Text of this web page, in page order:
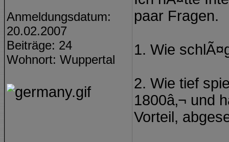
Anmeldungsdatum:
20.02.2007
Beiträge: 24
Wohnort: Wuppertal
paar Fragen.
1. Wie
2. Wie tief
1800â‚¬ und
Vorteil,